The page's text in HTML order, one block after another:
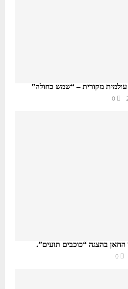
מקורית – “שמש כחולה”
0
החאן בהצגה “כוכבים תועים”.
0